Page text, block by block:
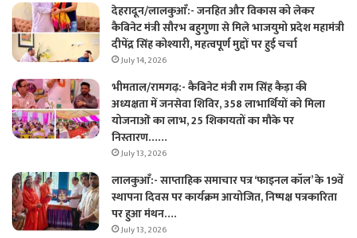
देहरादून/लालकुआँ:- जनहित और विकास को लेकर
कैबिनेट मंत्री सौरभ बहुगुणा से मिले भाजयुमो प्रदेश महामंत्री
दीपेंद्र सिंह कोश्यारी, महत्वपूर्ण मुद्दों पर हुई चर्चा
July 14, 2026
भीमताल/रामगढ़:- कैबिनेट मंत्री राम सिंह कैड़ा की
अध्यक्षता में जनसेवा शिविर, 358 लाभार्थियों को मिला
योजनाओं का लाभ, 25 शिकायतों का मौके पर
निस्तारण……
July 13, 2026
लालकुआँ:- साप्ताहिक समाचार पत्र ‘फाइनल कॉल’ के 19वें
स्थापना दिवस पर कार्यक्रम आयोजित, निष्पक्ष पत्रकारिता
पर हुआ मंथन….
July 13, 2026